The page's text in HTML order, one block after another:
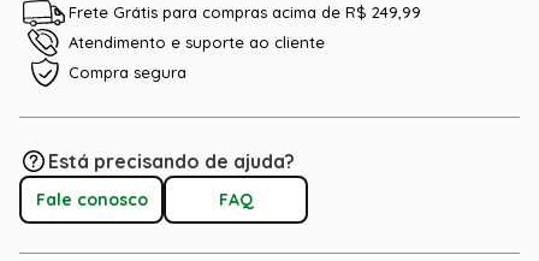
Frete Grátis para compras acima de R$ 249,99
Atendimento e suporte ao cliente
Compra segura
Está precisando de ajuda?
Fale conosco FAQ